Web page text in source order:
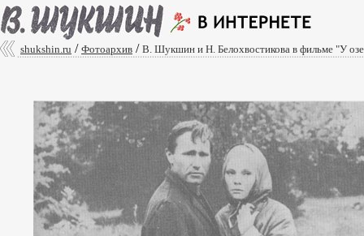
shukshin.ru / Фотоархив / В. Шукшин и Н. Белохвостикова в фильме "У